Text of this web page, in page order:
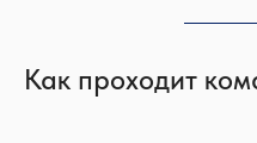
Как проходит